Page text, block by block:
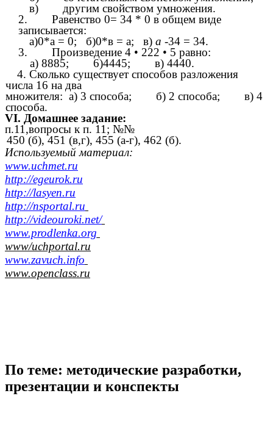
в) другим свойством умножения.
2. Равенство 0= 34 * 0 в общем виде
записывается:
а)0*а = 0; б)0*в = а; в)а-34 = 34.
3. Произведение 4 • 222 • 5 равно:
а) 8885; 6)4445; в) 4440.
4. Сколько существует способов разложения
числа 16 на два
множителя: а) 3 способа; б) 2 способа; в) 4
способа.
VI. Домашнее задание:
п.11,вопросы к п. 11; №№
450 (б), 451 (в,г), 455 (а-г), 462 (б).
Используемый материал:
www.uchmet.ru
http://egeurok.ru
http://lasyen.ru
http://nsportal.ru
http://videouroki.net/
www.prodlenka.org
www/uchportal.ru
www.zavuch.info
www.openclass.ru
По теме: методические разработки,
презентации и конспекты